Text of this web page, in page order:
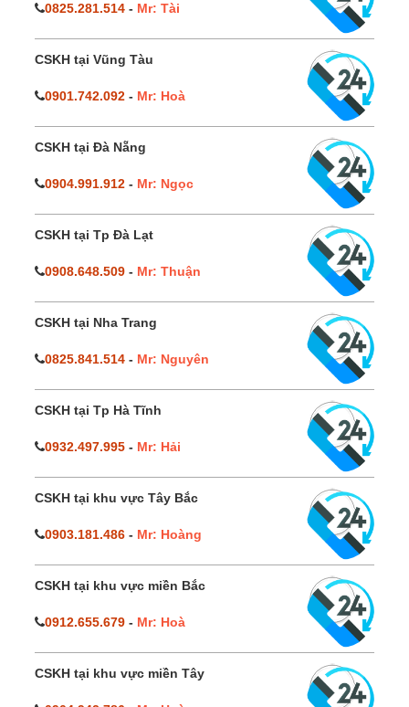
0825.281.514 - Mr: Tài
CSKH tại Vũng Tàu
0901.742.092 - Mr: Hoà
CSKH tại Đà Nẵng
0904.991.912 - Mr: Ngọc
CSKH tại Tp Đà Lạt
0908.648.509 - Mr: Thuận
CSKH tại Nha Trang
0825.841.514 - Mr: Nguyên
CSKH tại Tp Hà Tĩnh
0932.497.995 - Mr: Hải
CSKH tại khu vực Tây Bắc
0903.181.486 - Mr: Hoàng
CSKH tại khu vực miền Bắc
0912.655.679 - Mr: Hoà
CSKH tại khu vực miền Tây